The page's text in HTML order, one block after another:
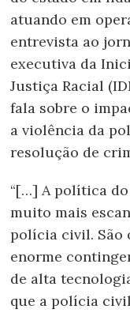
atuando em
entrevista ao
executiva da
Justiça Racial
fala sobre o
a violência da
resolução de
“[…] A política
muito mais
polícia civil. São
enorme
de alta
que a polícia